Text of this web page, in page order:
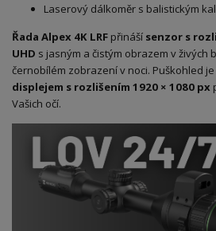
Laserový dálkoměr s balistickým
Řada Alpex 4K LRF přináší senzor s
UHD s jasným a čistým obrazem v živých
černobílém zobrazení v noci. Puškohled
displejem s rozlišením 1920 × 1080 px
Vašich očí.